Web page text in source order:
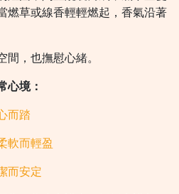
燃草或線香輕輕燃起，香氣沿著
間，也撫慰心緒。
心境：
而踏
軟而輕盈
而安定